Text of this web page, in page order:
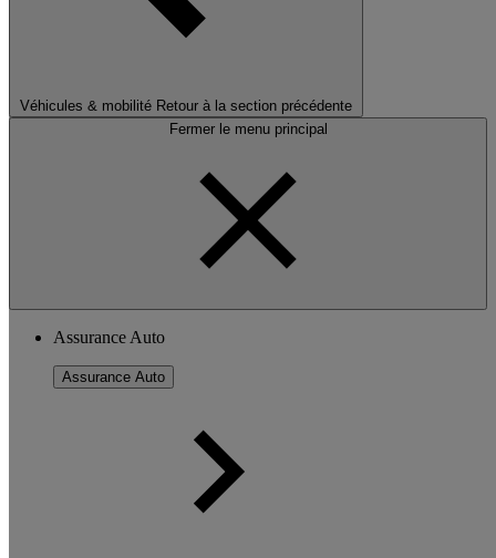
Véhicules & mobilité Retour à la section précédente
Fermer le menu principal
Assurance Auto
Assurance Auto